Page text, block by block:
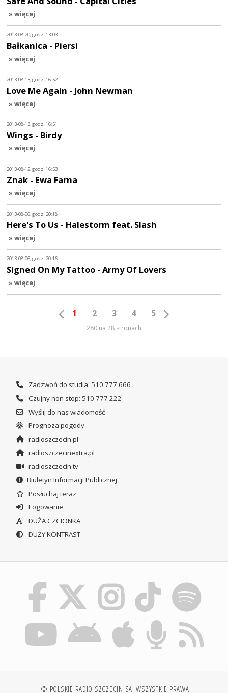
» więcej
2013-08-20, godz. 13:03
Bałkanica - Piersi
» więcej
2013-08-13, godz. 16:52
Love Me Again - John Newman
» więcej
2013-08-13, godz. 16:51
Wings - Birdy
» więcej
2013-08-12, godz. 16:53
Znak - Ewa Farna
» więcej
2013-08-06, godz. 20:18
Here's To Us - Halestorm feat. Slash
» więcej
2013-08-06, godz. 20:16
Signed On My Tattoo - Army Of Lovers
» więcej
1 2 3 4 5
280 na 28 stronach
Zadzwoń do studia: 510 777 666
Czujny non stop: 510 777 222
Wyślij do nas wiadomość
Prognoza pogody
radioszczecin.pl
radioszczecinextra.pl
radioszczecin.tv
Biuletyn Informacji Publicznej
Posłuchaj teraz
Logowanie
DUŻA CZCIONKA
DUŻY KONTRAST
© POLSKIE RADIO SZCZECIN SA. WSZYSTKIE PRAWA